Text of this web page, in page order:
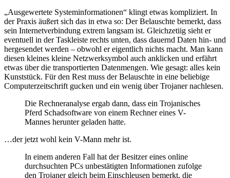
„Ausgewertete Systeminformationen“ klingt etwas kompliziert. In
der Praxis äußert sich das in etwa so: Der Belauschte bemerkt, dass
sein Internetverbindung extrem langsam ist. Gleichzetiig sieht er
eventuell in der Taskleiste rechts unten, dass dauernd Daten hin- und
hergesendet werden – obwohl er eigentlich nichts macht. Man kann
diesen kleines kleine Netzwerksymbol auch anklicken und erfährt
etwas über die transportierten Datenmengen. Wie gesagt: alles kein
Kunststück. Für den Rest muss der Belauschte in eine beliebige
Computerzeitschrift gucken und ein wenig über Trojaner nachlesen.
Die Rechneranalyse ergab dann, dass ein Trojanisches
Pferd Schadsoftware von einem Rechner eines V-
Mannes herunter geladen hatte.
…der jetzt wohl kein V-Mann mehr ist.
In einem anderen Fall hat der Besitzer eines online
durchsuchten PCs unbestätigten Informationen zufolge
den Trojaner gleich beim Einschleusen bemerkt, die